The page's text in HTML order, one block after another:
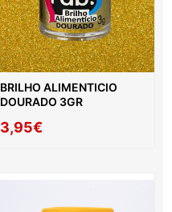
BRILHO ALIMENTICIO
DOURADO 3GR
3,95€